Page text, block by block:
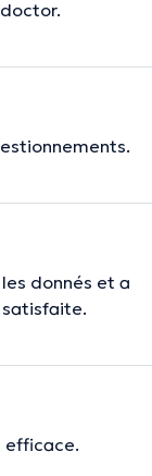
donnés et a
satisfaite.
efficace.